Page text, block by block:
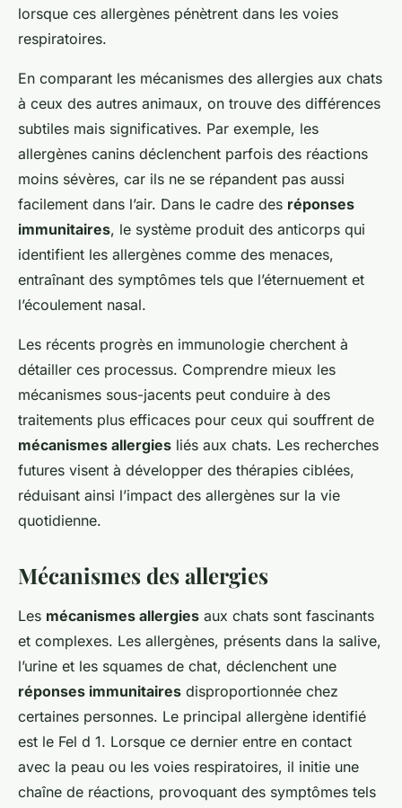
lorsque ces allergènes pénètrent dans les voies
respiratoires.
En comparant les mécanismes des allergies aux chats
à ceux des autres animaux, on trouve des différences
subtiles mais significatives. Par exemple, les
allergènes canins déclenchent parfois des réactions
moins sévères, car ils ne se répandent pas aussi
facilement dans l’air. Dans le cadre des réponses
immunitaires, le système produit des anticorps qui
identifient les allergènes comme des menaces,
entraînant des symptômes tels que l’éternuement et
l’écoulement nasal.
Les récents progrès en immunologie cherchent à
détailler ces processus. Comprendre mieux les
mécanismes sous-jacents peut conduire à des
traitements plus efficaces pour ceux qui souffrent de
mécanismes allergies liés aux chats. Les recherches
futures visent à développer des thérapies ciblées,
réduisant ainsi l’impact des allergènes sur la vie
quotidienne.
Mécanismes des allergies
Les mécanismes allergies aux chats sont fascinants
et complexes. Les allergènes, présents dans la salive,
l’urine et les squames de chat, déclenchent une
réponses immunitaires disproportionnée chez
certaines personnes. Le principal allergène identifié
est le Fel d 1. Lorsque ce dernier entre en contact
avec la peau ou les voies respiratoires, il initie une
chaîne de réactions, provoquant des symptômes tels